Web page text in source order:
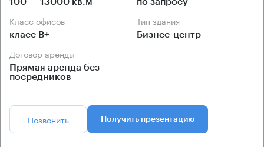
100 — 13000 кв.м по запросу
Класс офисов
класс B+
Тип здания
Бизнес-центр
Договор аренды
Прямая аренда без
посредников
Позвонить Получить презентацию